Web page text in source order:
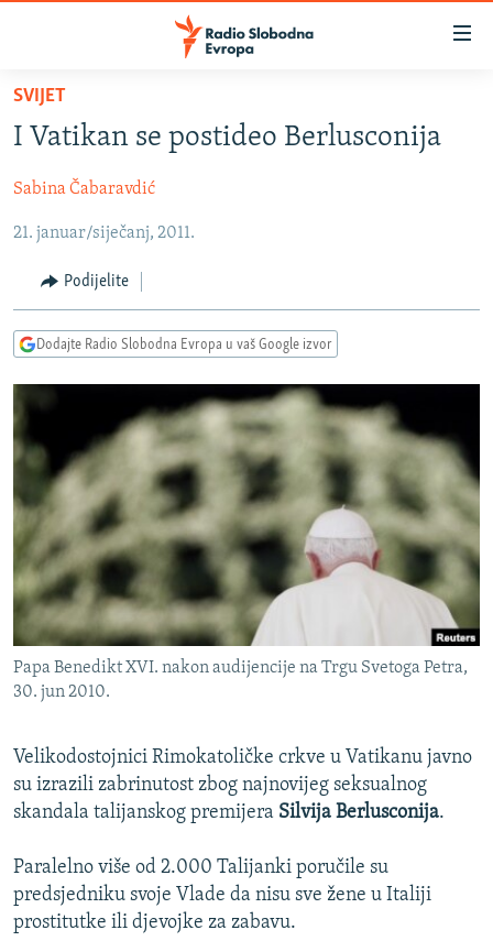
Pređite
glavni
Pređite
na
navigaciju
Pređite
na
pretragu
BOSNA I HERCEGOVINA
SRBIJA
KOSOVO
CRNA GORA
VIZUELNO
VIDEO
INFOGRAFIKE
PODCASTI
KINA NA BALKANU
RSE PRIČE IZ SVIJETA
ISPRIČAJ MI
DNEVNO@RSE
SPECIJALI RSE
VIŠE OD NASLOVA
GENOCID U SREBRENICI
TV LIBERTY
POST SCRIPTUM
TRI DECENIJE OD RATA U BIH
SVE KARTE DEJTONA
PRATITE NAS
Sve RFE/RL stranice
SVIJET
I Vatikan se postideo Berlusconija
Sabina Čabaravdić
21. januar/siječanj, 2011.
Podijelite
Dodajte Radio Slobodna Evropa u vaš Google izvor
Papa Benedikt XVI. nakon audijencije na Trgu Svetoga Petra,
30. jun 2010.
Velikodostojnici Rimokatoličke crkve u Vatikanu javno
su izrazili zabrinutost zbog najnovijeg seksualnog
skandala talijanskog premijera Silvija Berlusconija.
Paralelno više od 2.000 Talijanki poručile su
predsjedniku svoje Vlade da nisu sve žene u Italiji
prostitutke ili djevojke za zabavu.